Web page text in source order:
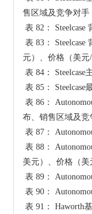
售区域及竞争对手
表 82： Steelcase 背痛治疗椅产品规格及应用
表 83： Steelcase 背痛治疗椅销量（千件）、收入（百万美
元）、价格（美元
表 84： Steelcase主要业务介绍
表 85： Steelcase最新发展动态
表 86： Autonomous基本信息、总部、背痛治疗椅产地分
布、销售区域及竞
表 87： Autonomous 背痛治疗椅产品规格及应用
表 88： Autonomous 背痛治疗椅销量（千件）、收入（百万
美元）、价格（美
表 89： Autonomous主要业务介绍
表 90： Autonomous最新发展动态
表 91： Haworth基本信息、总部、背痛治疗椅产地分布、销